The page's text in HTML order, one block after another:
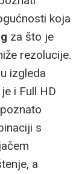
koja
za što je
rezolucije.
izgleda
i Full HD
s
a